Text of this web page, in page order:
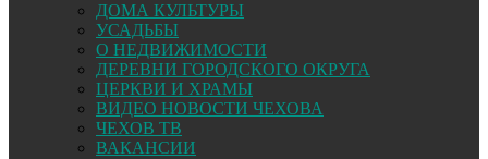
ДОМА КУЛЬТУРЫ
УСАДЬБЫ
О НЕДВИЖИМОСТИ
ДЕРЕВНИ ГОРОДСКОГО ОКРУГА
ЦЕРКВИ И ХРАМЫ
ВИДЕО НОВОСТИ ЧЕХОВА
ЧЕХОВ ТВ
ВАКАНСИИ